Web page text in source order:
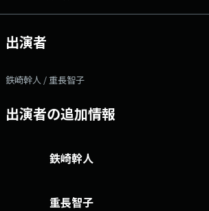
出演者
鉄崎幹人 / 重長智子
出演者の追加情報
鉄崎幹人
重長智子